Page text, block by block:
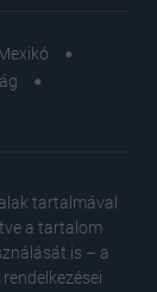
tartalmával
a tartalom
is – a